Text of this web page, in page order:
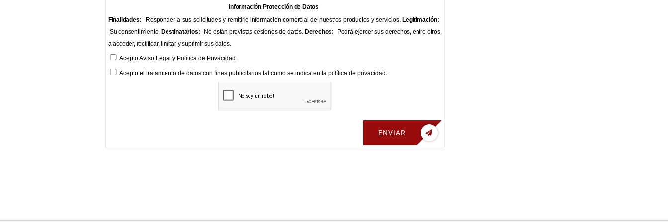
Información Protección de Datos
Finalidades:
Responder a sus solicitudes y remitirle información comercial de nuestros productos y servicios. Legitimación:
Su consentimiento. Destinatarios: No están previstas cesiones de datos. Derechos:
Podrá ejercer sus derechos, entre otros,
a acceder, rectificar, limitar y suprimir sus datos.
AceptoAviso Legal y Política de Privacidad
Acepto el tratamiento de datos con fines publicitarios tal como se indica en la política de privacidad.
ENVIAR